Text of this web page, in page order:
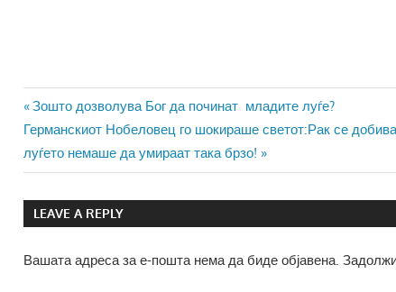
Навигација
на
напис
Previous
Post:
Зошто дозволува Бог да починат младите луѓе?
Next
Post:
Германскиот Нобеловец го шокираше светот:Рак се
луѓето немаше да умираат така брзо!
LEAVE A REPLY
Вашата адреса за е-пошта нема да биде објавена.